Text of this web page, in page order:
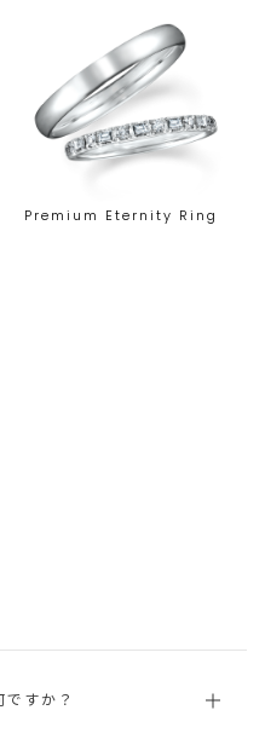
Premium Eternity Ring
すか？